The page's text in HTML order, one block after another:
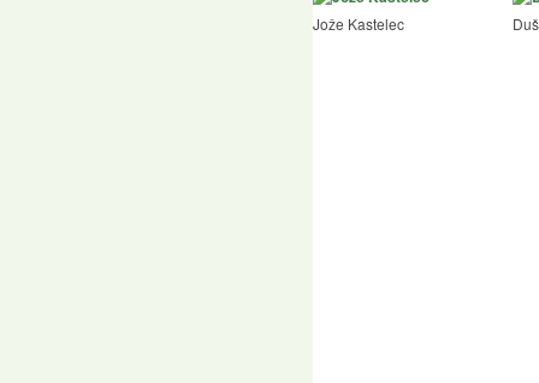
Jože Kastelec